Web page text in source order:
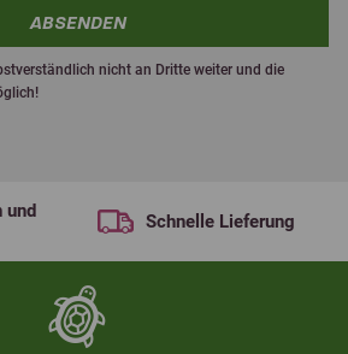
ABSENDEN
nicht an Dritte weiter und die
und
Schnelle Lieferung